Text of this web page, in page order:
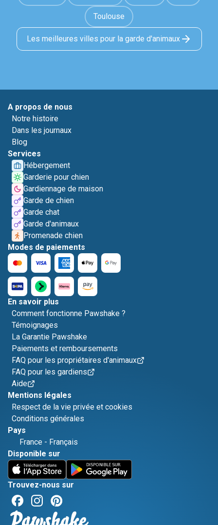
Toulouse
Les meilleures villes pour la garde d'animaux
A propos de nous
Notre histoire
Dans les journaux
Blog
Services
Hébergement
Garderie pour chien
Gardiennage de maison
Garde de chien
Garde chat
Garde d'animaux
Promenade chien
Modes de paiements
En savoir plus
Comment fonctionne Pawshake ?
Témoignages
La Garantie Pawshake
Paiements et remboursements
FAQ pour les propriétaires d'animaux
FAQ pour les gardiens
Aide
Mentions légales
Respect de la vie privée et cookies
Conditions générales
Pays
France - Français
Disponible sur
Trouvez-nous sur